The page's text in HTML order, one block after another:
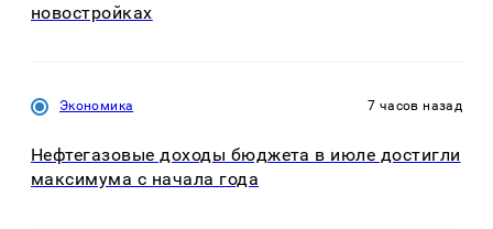
новостройках
Экономика 7 часов назад
Нефтегазовые доходы бюджета в июле достигли
максимума с начала года